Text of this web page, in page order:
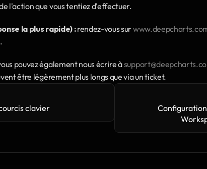
l'action que vous tentiez d'effectuer.
la plus rapide) : rendez-vous sur
pouvez également nous écrire à
être légèrement plus longs que via un ticket.
clavier